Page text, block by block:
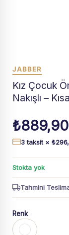
JABBER
Kız Çocuk
Nakışlı –
₺889,90
3 taksit ×₺
Stokta yok
Tahmini
Renk